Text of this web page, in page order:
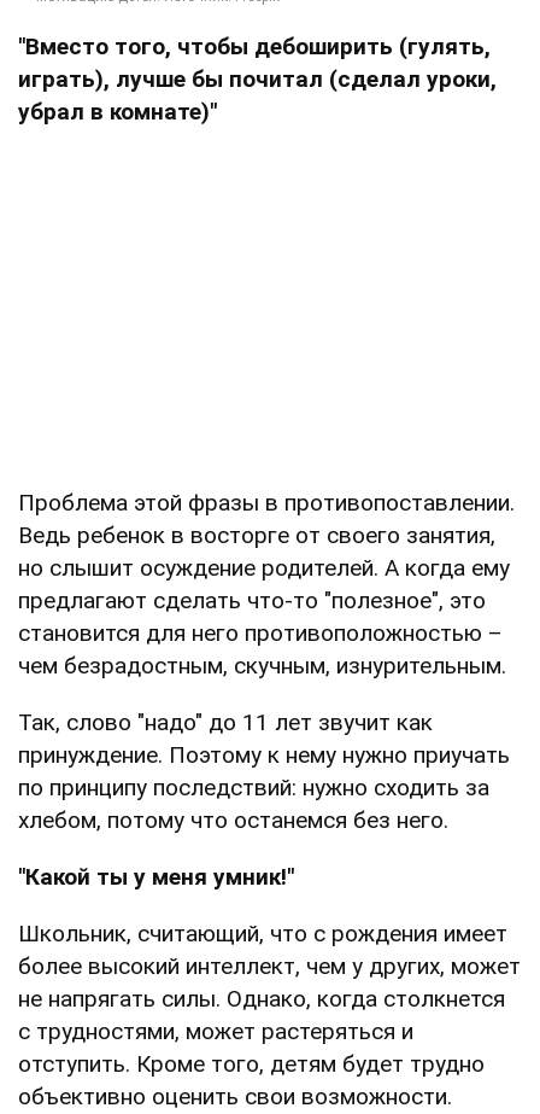
"Вместо того, чтобы дебоширить (гулять,
играть), лучше бы почитал (сделал уроки,
убрал в комнате)"
Проблема этой фразы в противопоставлении.
Ведь ребенок в восторге от своего занятия,
но слышит осуждение родителей. А когда ему
предлагают сделать что-то "полезное", это
становится для него противоположностью –
чем безрадостным, скучным, изнурительным.
Так, слово "надо" до 11 лет звучит как
принуждение. Поэтому к нему нужно приучать
по принципу последствий: нужно сходить за
хлебом, потому что останемся без него.
"Какой ты у меня умник!"
Школьник, считающий, что с рождения имеет
более высокий интеллект, чем у других, может
не напрягать силы. Однако, когда столкнется
с трудностями, может растеряться и
отступить. Кроме того, детям будет трудно
объективно оценить свои возможности.